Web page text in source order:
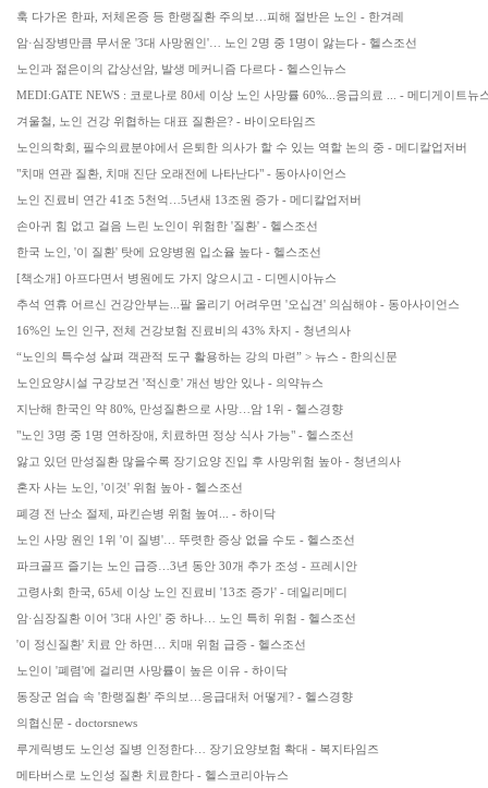
훅 다가온 한파, 저체온증 등 한랭질환 주의보…피해 절반은 노인 - 한겨레
암·심장병만큼 무서운 '3대 사망원인'… 노인 2명 중 1명이 앓는다 - 헬스조선
노인과 젊은이의 갑상선암, 발생 메커니즘 다르다 - 헬스인뉴스
MEDI:GATE NEWS : 코로나로 80세 이상 노인 사망률 60%...응급의료 ... - 메디게이트뉴
겨울철, 노인 건강 위협하는 대표 질환은? - 바이오타임즈
노인의학회, 필수의료분야에서 은퇴한 의사가 할 수 있는 역할 논의 중 - 메디칼업저버
"치매 연관 질환, 치매 진단 오래전에 나타난다" - 동아사이언스
노인 진료비 연간 41조 5천억…5년새 13조원 증가 - 메디칼업저버
손아귀 힘 없고 걸음 느린 노인이 위험한 '질환' - 헬스조선
한국 노인, '이 질환' 탓에 요양병원 입소율 높다 - 헬스조선
[책소개] 아프다면서 병원에도 가지 않으시고 - 디멘시아뉴스
추석 연휴 어르신 건강안부는...팔 올리기 어려우면 '오십견' 의심해야 - 동아사이언스
16%인 노인 인구, 전체 건강보험 진료비의 43% 차지 - 청년의사
“노인의 특수성 살펴 객관적 도구 활용하는 강의 마련” > 뉴스 - 한의신문
노인요양시설 구강보건 '적신호' 개선 방안 있나 - 의약뉴스
지난해 한국인 약 80%, 만성질환으로 사망…암 1위 - 헬스경향
"노인 3명 중 1명 연하장애, 치료하면 정상 식사 가능" - 헬스조선
앓고 있던 만성질환 많을수록 장기요양 진입 후 사망위험 높아 - 청년의사
혼자 사는 노인, '이것' 위험 높아 - 헬스조선
폐경 전 난소 절제, 파킨슨병 위험 높여... - 하이닥
노인 사망 원인 1위 '이 질병'… 뚜렷한 증상 없을 수도 - 헬스조선
파크골프 즐기는 노인 급증…3년 동안 30개 추가 조성 - 프레시안
고령사회 한국, 65세 이상 노인 진료비 '13조 증가' - 데일리메디
암·심장질환 이어 '3대 사인' 중 하나… 노인 특히 위험 - 헬스조선
'이 정신질환' 치료 안 하면… 치매 위험 급증 - 헬스조선
노인이 '폐렴'에 걸리면 사망률이 높은 이유 - 하이닥
동장군 엄습 속 '한랭질환' 주의보…응급대처 어떻게? - 헬스경향
의협신문 - doctorsnews
루게릭병도 노인성 질병 인정한다… 장기요양보험 확대 - 복지타임즈
메타버스로 노인성 질환 치료한다 - 헬스코리아뉴스